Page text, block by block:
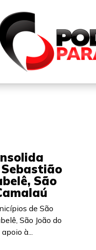
FALE CONOSCO
São
de São
São João do
à...